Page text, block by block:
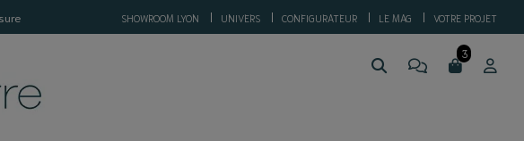
SHOWROOM LYON UNIVERS CONFIGURATEUR LE MAG VOTRE PROJET